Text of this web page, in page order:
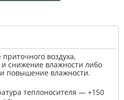
воздуха,
снижение влажности либо
повышение влажности.
теплоносителя — +150